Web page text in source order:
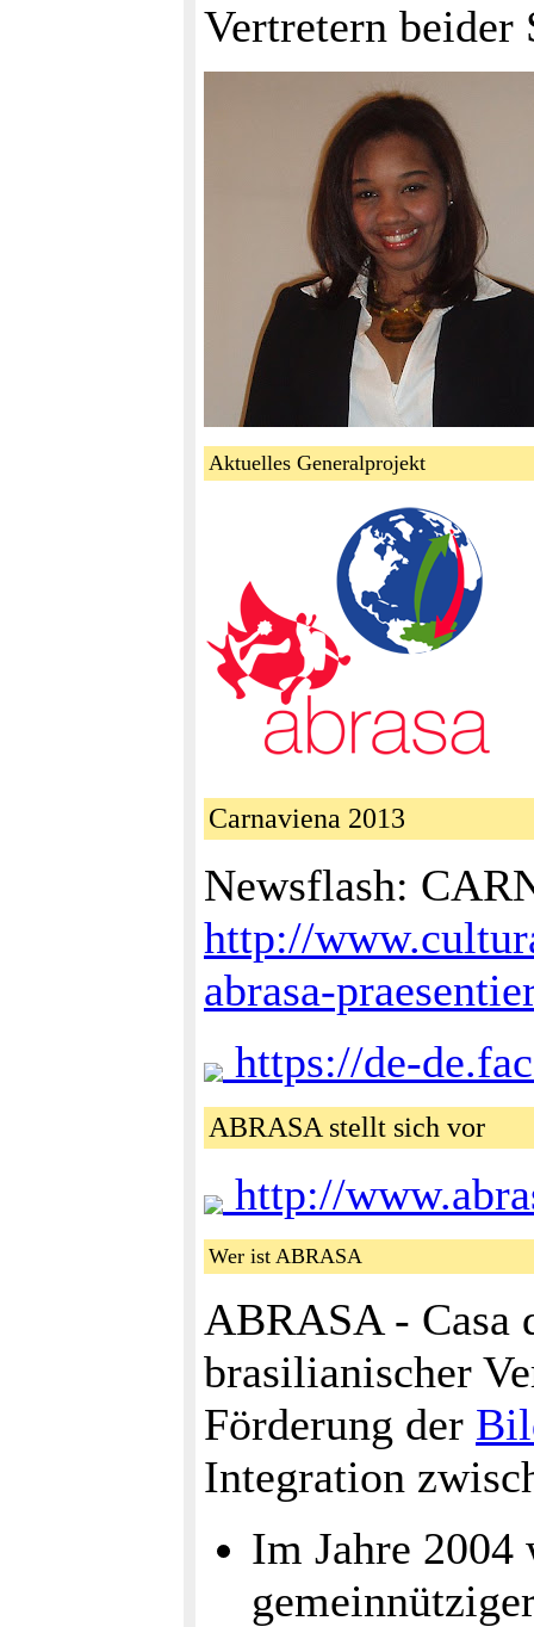
Vertretern beider
Aktuelles Generalprojekt
Carnaviena 2013
Newsflash:
http://
abrasa-
https://de-
ABRASA stellt sich vor
http://
Wer ist ABRASA
ABRASA - Casa
brasilianischer
Förderung der
Integration
Im Jahre